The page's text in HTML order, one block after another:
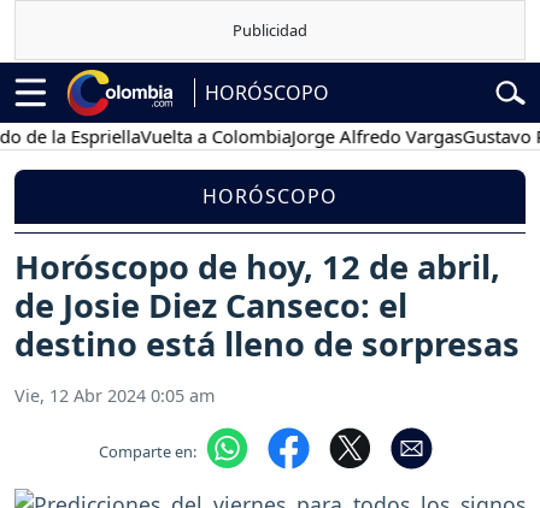
HORÓSCOPO
Vuelta a ColombiaJorge Alfredo VargasGustavo Petro
HORÓSCOPO
Horóscopo de hoy, 12 de abril,
de Josie Diez Canseco: el
destino está lleno de sorpresas
Vie, 12 Abr 2024 0:05 am
Comparte en: